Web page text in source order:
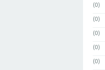
(0)
(0)
(0)
(0)
(0)